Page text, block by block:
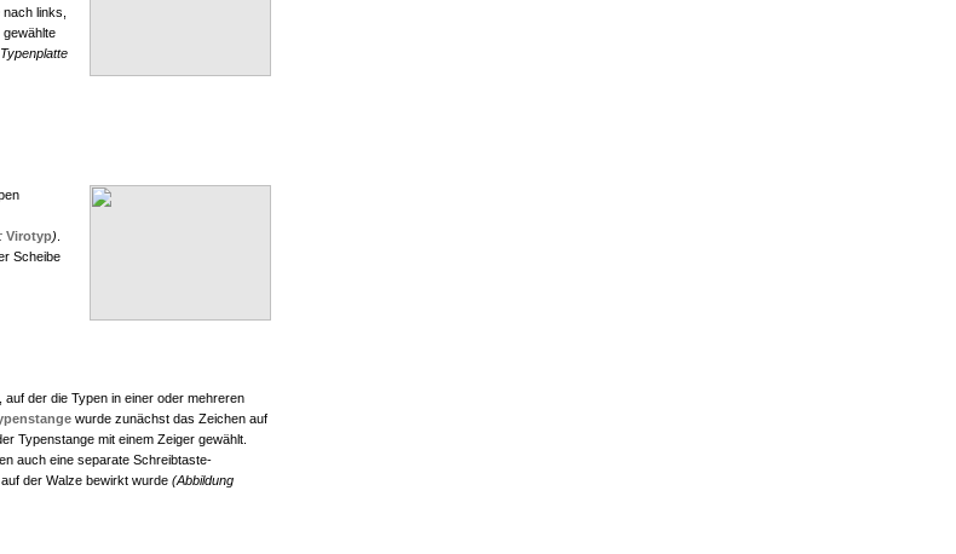
links,
Virotyp)
Scheibe
auf der die Typen in einer oder mehreren
wurde zunächst das Zeichen auf
Typenstange mit einem Zeiger gewählt.
auch eine separate Schreibtaste-
der Walze bewirkt wurde (Abbildung